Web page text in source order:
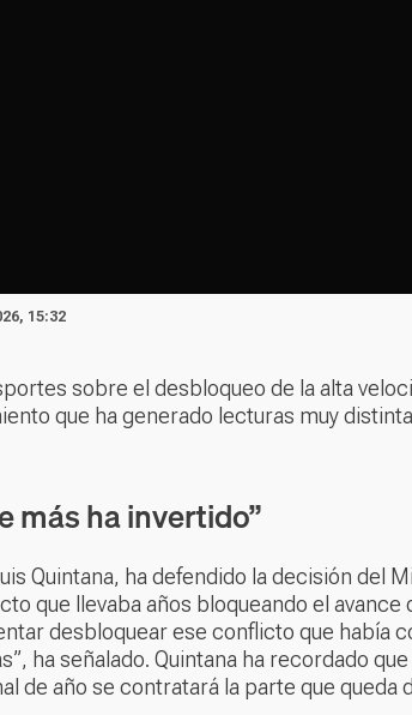
15:32
sobre el desbloqueo de la alta
que ha generado lecturas muy
más ha invertido”
Quintana, ha defendido la decisión del
que llevaba años bloqueando el avance
desbloquear ese conflicto que había
ha señalado. Quintana ha recordado
de año se contratará la parte que queda